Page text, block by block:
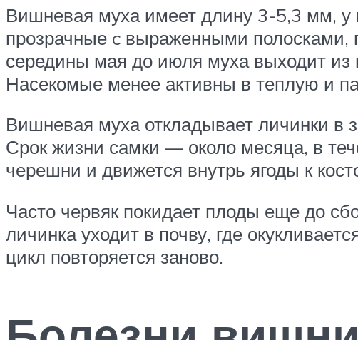
Вишневая муха имеет длину 3-5,3 мм, у
прозрачные c выраженными
середины мая до июля муха выходит из
Насекомые менее активны в теплую и
Вишневая муха откладывает личинки в
Срок жизни самки — около месяца, в
черешни и движется внутрь ягоды к
Часто червяк покидает плоды еще до
личинка уходит в почву, где
цикл повторяется заново.